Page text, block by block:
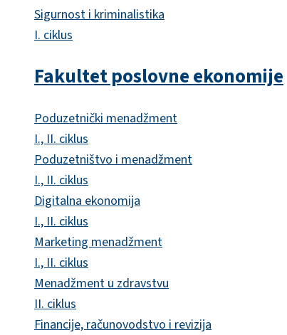
Sigurnost i kriminalistika
I. ciklus
Fakultet poslovne ekonomije
Poduzetnički menadžment
I., II. ciklus
Poduzetništvo i menadžment
I., II. ciklus
Digitalna ekonomija
I., II. ciklus
Marketing menadžment
I., II. ciklus
Menadžment u zdravstvu
II. ciklus
Financije, računovodstvo i revizija